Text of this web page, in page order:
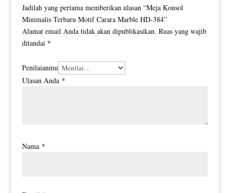
Jadilah yang pertama memberikan ulasan “Meja Konsol
Minimalis Terbaru Motif Carara Marble HD-384”
Alamat email Anda tidak akan dipublikasikan. Ruas yang wajib
ditandai *
Penilaianmu
Ulasan Anda *
Nama *